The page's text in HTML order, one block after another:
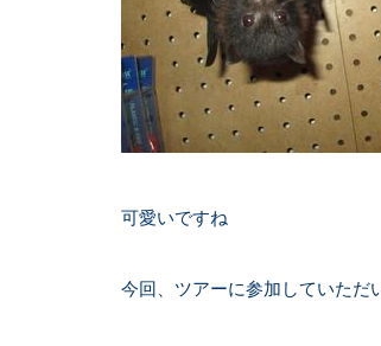
可愛いですね
今回、ツアーに参加していただ